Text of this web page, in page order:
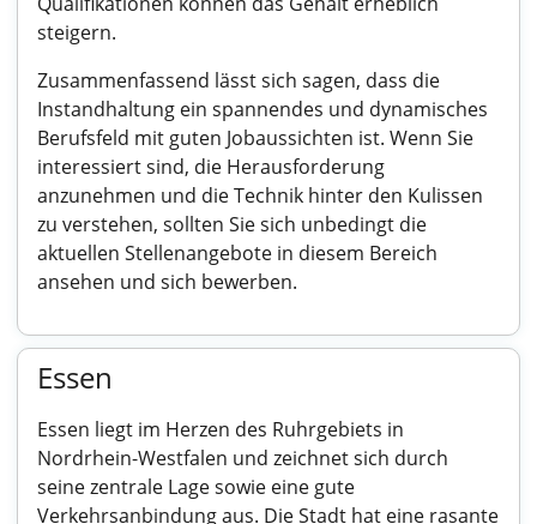
steigern.
Zusammenfassend lässt sich sagen, dass die
Instandhaltung ein spannendes und dynamisches
Berufsfeld mit guten Jobaussichten ist. Wenn Sie
interessiert sind, die Herausforderung
anzunehmen und die Technik hinter den Kulissen
zu verstehen, sollten Sie sich unbedingt die
aktuellen Stellenangebote in diesem Bereich
ansehen und sich bewerben.
Essen
Essen liegt im Herzen des Ruhrgebiets in
Nordrhein-Westfalen und zeichnet sich durch
seine zentrale Lage sowie eine gute
Verkehrsanbindung aus. Die Stadt hat eine rasante